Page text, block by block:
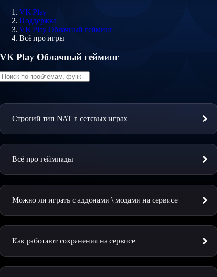
VK Play
Поддержка
VK Play Облачный гейминг
Всё про игры
VK Play Облачный гейминг
Строгий тип NAT в сетевых играх
Всё про геймпады
Можно ли играть с аддонами \ модами на сервисе
Как работают сохранения на сервисе